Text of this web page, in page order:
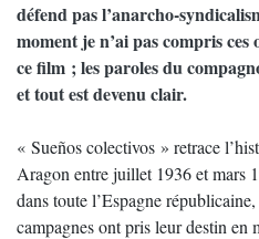
défend pas l’anarcho-
moment je n’ai pas compris
ce film ; les paroles du
et tout est devenu clair.
« Sueños colectivos » retrace
Aragon entre juillet 1936 et mars
dans toute l’Espagne
campagnes ont pris leur destin